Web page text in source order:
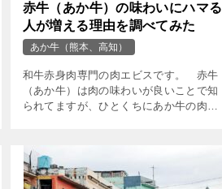
赤牛（あか牛）の味わいにハマる
人が増える理由を調べてみた
あか牛（熊本、高知）
和牛赤身肉専門の肉エビスです。 赤牛
（あか牛）は肉の味わいが良いことで知
られてますが、ひとくちにあか牛の肉と
ります。 あ […]